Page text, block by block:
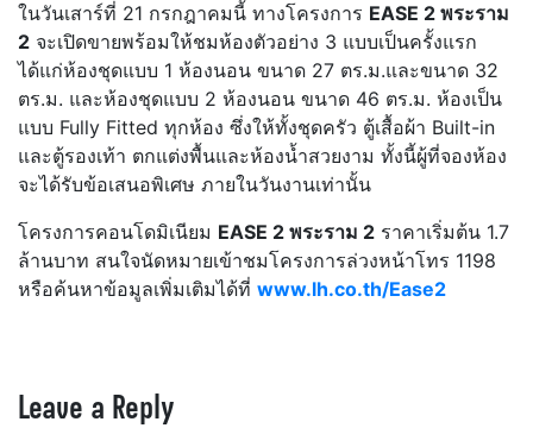
ในวันเสาร์ที่ 21 กรกฎาคมนี้ ทางโครงการ EASE 2 พระราม
2 จะเปิดขายพร้อมให้ชมห้องตัวอย่าง 3 แบบเป็นครั้งแรก
ได้แก่ห้องชุดแบบ 1 ห้องนอน ขนาด 27 ตร.ม.และขนาด 32
ตร.ม. และห้องชุดแบบ 2 ห้องนอน ขนาด 46 ตร.ม. ห้องเป็น
แบบ Fully Fitted ทุกห้อง ซึ่งให้ทั้งชุดครัว ตู้เสื้อผ้า Built-in
และตู้รองเท้า ตกแต่งพื้นและห้องน้ำสวยงาม ทั้งนี้ผู้ที่จองห้อง
จะได้รับข้อเสนอพิเศษ ภายในวันงานเท่านั้น
โครงการคอนโดมิเนียม EASE 2 พระราม 2 ราคาเริ่มต้น 1.7
ล้านบาท สนใจนัดหมายเข้าชมโครงการล่วงหน้าโทร 1198
หรือค้นหาข้อมูลเพิ่มเติมได้ที่ www.lh.co.th/Ease2
Leave a Reply